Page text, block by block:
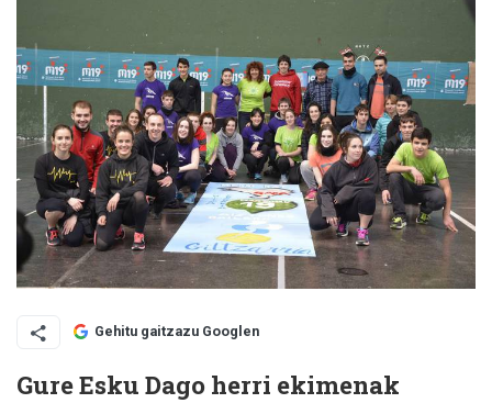
Gehitu gaitzazu Googlen
Gure Esku Dago herri ekimenak